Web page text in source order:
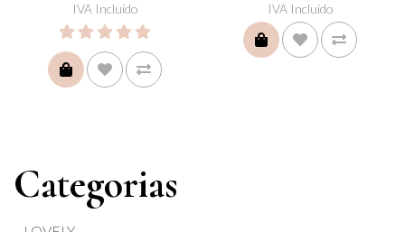
IVA Incluído
COMPRAR
IVA Incluído
COMPRAR
Categorias